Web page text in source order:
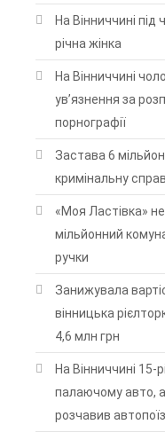
На Вінниччині
річна жінка
На Вінниччині
ув’язнення за
порнографії
Застава 6
кримінальну
«Моя Ластівка» не
мільйонний
ручки
Занижувала
вінницька
4,6 млн грн
На Вінниччині 15-
палаючому авто, а
розчавив